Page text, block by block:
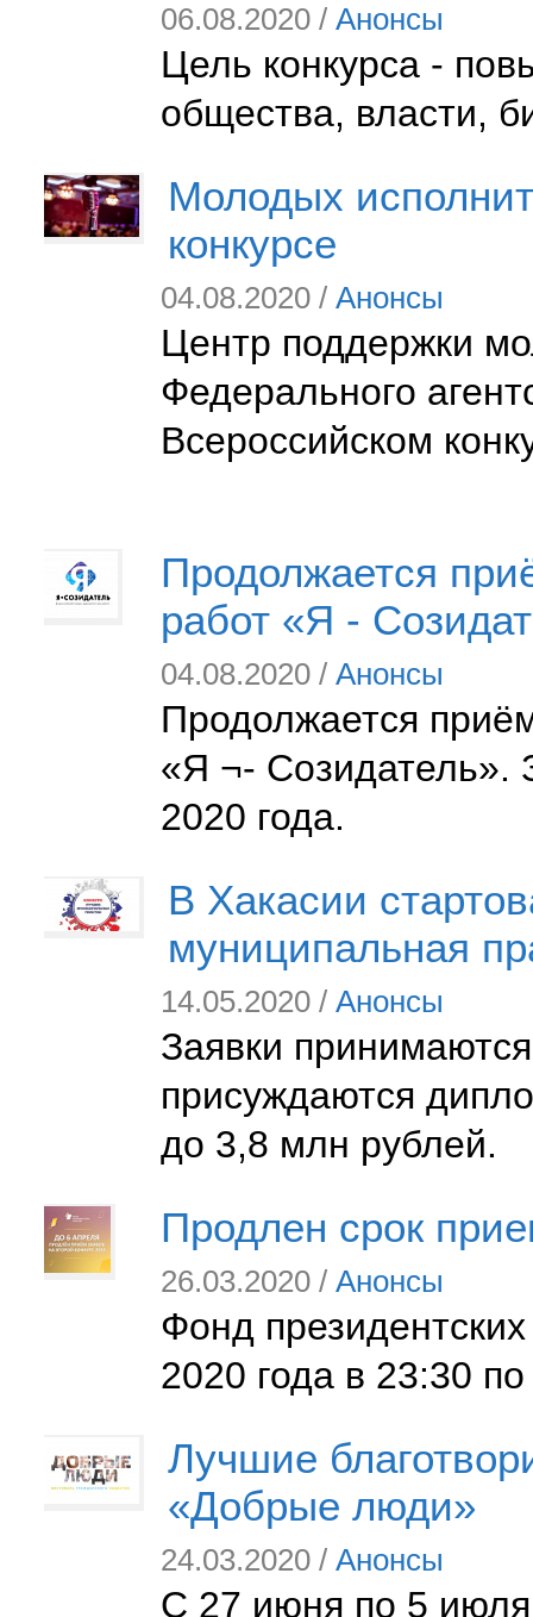
06.08.2020 / Анонсы
Цель конкурса -
общества, власти,
Молодых
конкурсе
04.08.2020 / Анонсы
Центр поддержки
Федерального
Всероссийском
Продолжается
работ «Я -
04.08.2020 / Анонсы
Продолжается
«Я ¬- Созидатель».
2020 года.
В Хакасии
муниципальная
14.05.2020 / Анонсы
Заявки
присуждаются
до 3,8 млн рублей.
Продлен срок
26.03.2020 / Анонсы
Фонд
2020 года в 23:30
Лучшие
«Добрые люди»
24.03.2020 / Анонсы
С 27 июня по 5 июля